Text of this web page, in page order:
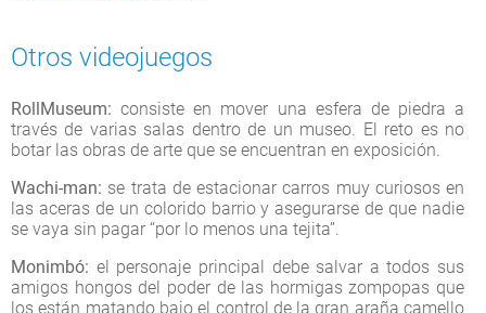
Otros videojuegos
RollMuseum: consiste en mover una esfera de piedra a
través de varias salas dentro de un museo. El reto es no
botar las obras de arte que se encuentran en exposición.
Wachi-man: se trata de estacionar carros muy curiosos en
las aceras de un colorido barrio y asegurarse de que nadie
se vaya sin pagar “por lo menos una tejita”.
Monimbó: el personaje principal debe salvar a todos sus
amigos hongos del poder de las hormigas zompopas que
los están matando bajo el control de la gran araña camello